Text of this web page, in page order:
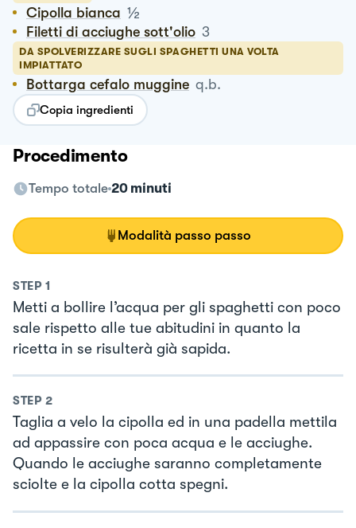
Cipolla bianca ½
Filetti di acciughe sott'olio 3
DA SPOLVERIZZARE SUGLI SPAGHETTI UNA VOLTA
IMPIATTATO
Bottarga cefalo muggine q.b.
Copia ingredienti
Procedimento
Tempo totale 20 minuti
Modalità passo passo
STEP 1
Metti a bollire l’acqua per gli spaghetti con poco
sale rispetto alle tue abitudini in quanto la
ricetta in se risulterà già sapida.
STEP 2
Taglia a velo la cipolla ed in una padella mettila
ad appassire con poca acqua e le acciughe.
Quando le acciughe saranno completamente
sciolte e la cipolla cotta spegni.